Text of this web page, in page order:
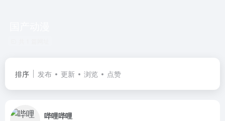
排序 发布 更新 浏览 点赞
哔哩哔哩